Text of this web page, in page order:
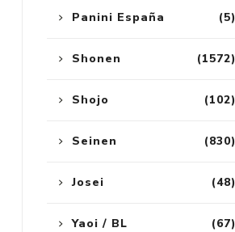
(5)
Panini España
(1572)
Shonen
(102)
Shojo
(830)
Seinen
(48)
Josei
(67)
Yaoi / BL